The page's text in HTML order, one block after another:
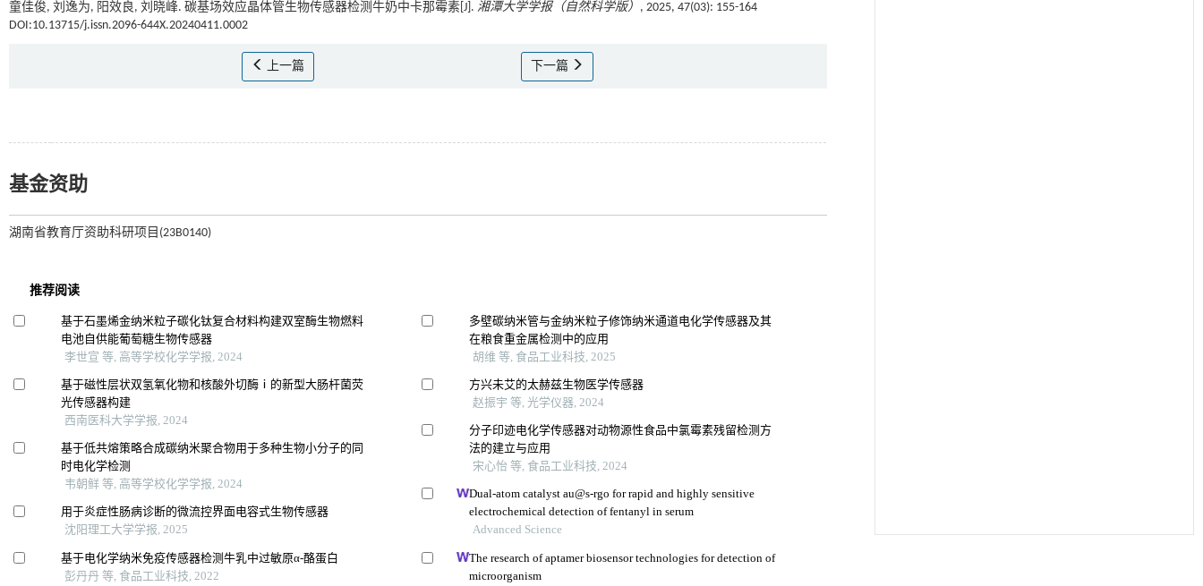
童佳俊, 刘逸为, 阳效良, 刘晓峰. 碳基场效应晶体管生物传感器检测牛奶中卡那霉素[J]. 湘潭大学学报（自然科学版） , 2025, 47(03): 155-164
DOI:10.13715/j.issn.2096-644X.20240411.0002
上一篇 下一篇
基金资助
湖南省教育厅资助科研项目(23B0140)